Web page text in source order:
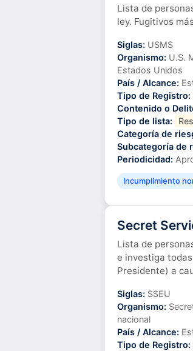
Lista de
ley. Fugitivos
Siglas: USMS
Organismo: U.S.
Estados Unidos
País / Alcance:
Tipo de Registro:
Contenido o
Tipo de lista:
Categoría de
Subcategoría de
Periodicidad:
Incumplimiento
Secret
Lista de
e investiga
Presidente) a
Siglas: SSEU
Organismo:
nacional
País / Alcance:
Tipo de Registro: